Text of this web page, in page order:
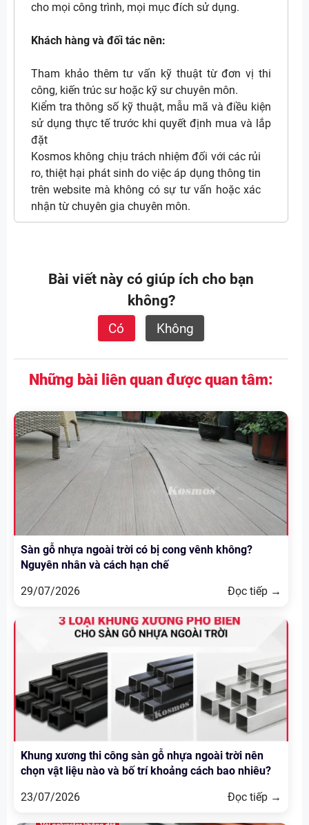
cho mọi công trình, mọi mục đích sử dụng.
Khách hàng và đối tác nên:
Tham khảo thêm tư vấn kỹ thuật từ đơn vị thi
công, kiến trúc sư hoặc kỹ sư chuyên môn.
Kiểm tra thông số kỹ thuật, mẫu mã và điều kiện
sử dụng thực tế trước khi quyết định mua và lắp
đặt
Kosmos không chịu trách nhiệm đối với các rủi
ro, thiệt hại phát sinh do việc áp dụng thông tin
trên website mà không có sự tư vấn hoặc xác
nhận từ chuyên gia chuyên môn.
Bài viết này có giúp ích cho bạn
không?
Có Không
Những bài liên quan được quan tâm:
Sàn gỗ nhựa ngoài trời có bị cong vênh không?
Nguyên nhân và cách hạn chế
29/07/2026
Đọc tiếp →
Khung xương thi công sàn gỗ nhựa ngoài trời nên
chọn vật liệu nào và bố trí khoảng cách bao nhiêu?
23/07/2026
Đọc tiếp →